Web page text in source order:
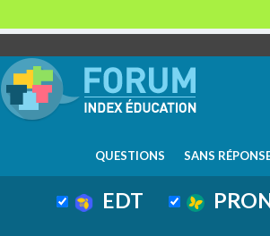
QUESTIONS SANS
EDT